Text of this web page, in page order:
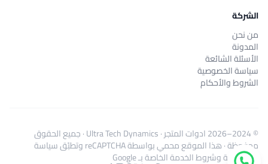
الشركة
من نحن
المدونة
الأسئلة الشائعة
سياسة الخصوصية
الشروط والأحكام
© 2024–2026 ادوات المتجر·
Ultra Tech Dynamics· جميع الحقوق
محفوظة · هذا الموقع محمي بواسطة reCAPTCHA وتطبّق سياسة
الخصوصيةوشروط الخدمةالخاصة بـ Google